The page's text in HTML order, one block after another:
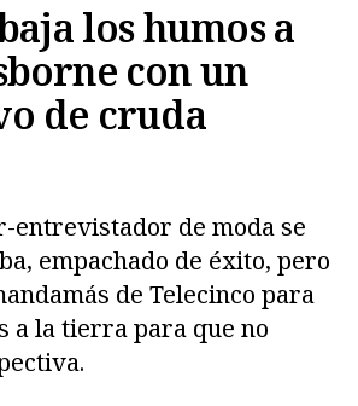
los humos a
con un
de cruda
entrevistador de moda se
empachado de éxito, pero
de Telecinco para
a la tierra para que no